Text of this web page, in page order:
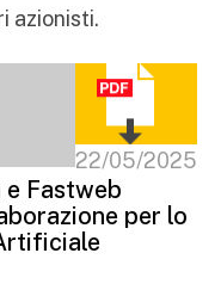
azionisti.
22/05/2025
Fastweb
per lo